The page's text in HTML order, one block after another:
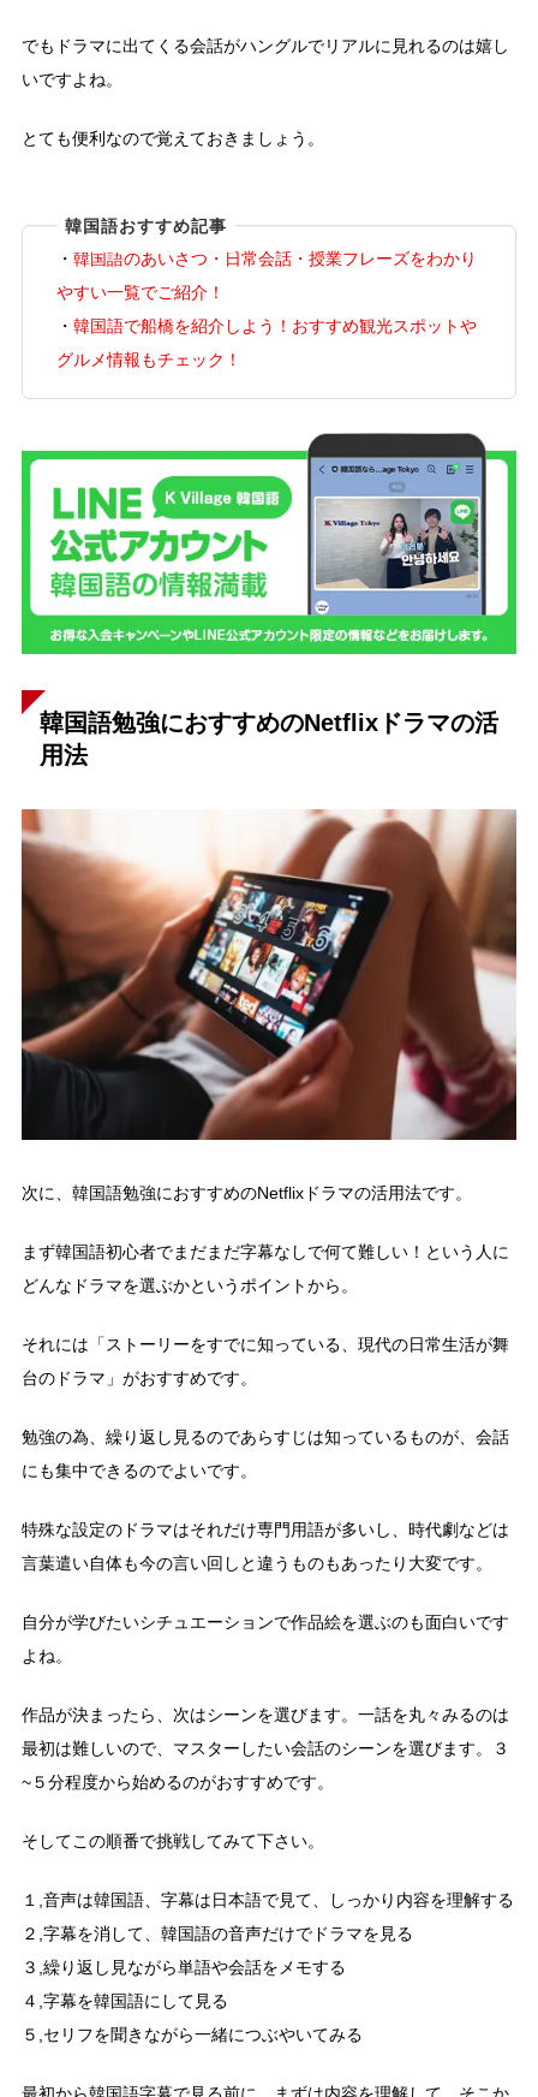
でもドラマに出てくる会話がハングルでリアルに見れるのは嬉し
いですよね。
とても便利なので覚えておきましょう。
韓国語おすすめ記事
・ 韓国語のあいさつ・日常会話・授業フレーズをわかり
やすい一覧でご紹介！
・ 韓国語で船橋を紹介しよう！おすすめ観光スポットや
グルメ情報もチェック！
韓国語勉強におすすめのNetflixドラマの活
用法
次に、韓国語勉強におすすめのNetflixドラマの活用法です。
まず韓国語初心者でまだまだ字幕なしで何て難しい！という人に
どんなドラマを選ぶかというポイントから。
それには「ストーリーをすでに知っている、現代の日常生活が舞
台のドラマ」がおすすめです。
勉強の為、繰り返し見るのであらすじは知っているものが、会話
にも集中できるのでよいです。
特殊な設定のドラマはそれだけ専門用語が多いし、時代劇などは
言葉遣い自体も今の言い回しと違うものもあったり大変です。
自分が学びたいシチュエーションで作品絵を選ぶのも面白いです
よね。
作品が決まったら、次はシーンを選びます。一話を丸々みるのは
最初は難しいので、マスターしたい会話のシーンを選びます。３
~５分程度から始めるのがおすすめです。
そしてこの順番で挑戦してみて下さい。
１,音声は韓国語、字幕は日本語で見て、しっかり内容を理解する
２,字幕を消して、韓国語の音声だけでドラマを見る
３,繰り返し見ながら単語や会話をメモする
４,字幕を韓国語にして見る
５,セリフを聞きながら一緒につぶやいてみる